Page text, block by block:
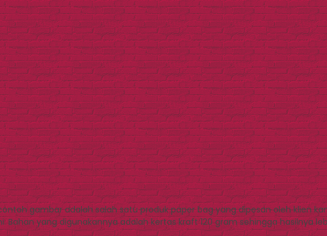
gambar adalah salah satu produk paper bag yang dipesan oleh klien
yang digunakannya adalah kertas kraft 120 gram sehingga hasilnya